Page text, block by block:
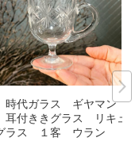
時代ガラス ギヤマン
付ききグラス リキュ
ラス １客 ウラン